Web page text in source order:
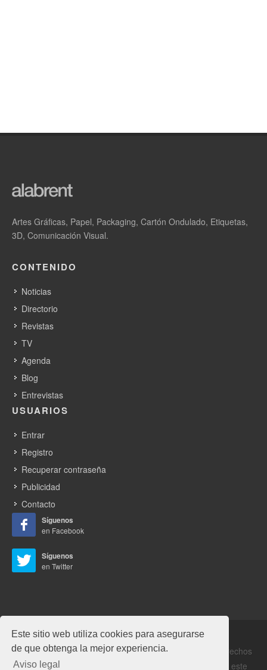
Este sitio web utiliza cookies para asegurarse
de que obtenga la mejor experiencia.
Aviso legal
Artes Gráficas, Papel, Packaging, Cartón Ondulado, Etiquetas,
3D, Comunicación Visual.
CONTENIDO
Noticias
Directorio
Revistas
TV
Agenda
Blog
Entrevistas
USUARIOS
Entrar
Registro
Recuperar contraseña
Publicidad
Contacto
Síguenos
en Facebook
Síguenos
en Twitter
Copyrights © 2026 Alabrent Ediciones, SL. Todos los derechos
reservados. Prohibida la reproducción total o parcial de este